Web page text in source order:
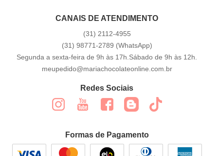
CANAIS DE ATENDIMENTO
(31) 2112-4955
(31) 98771-2789 (WhatsApp)
Segunda a sexta-feira de 9h às 17h.Sábado de 9h às 12h.
meupedido@mariachocolateonline.com.br
Redes Sociais
Formas de Pagamento